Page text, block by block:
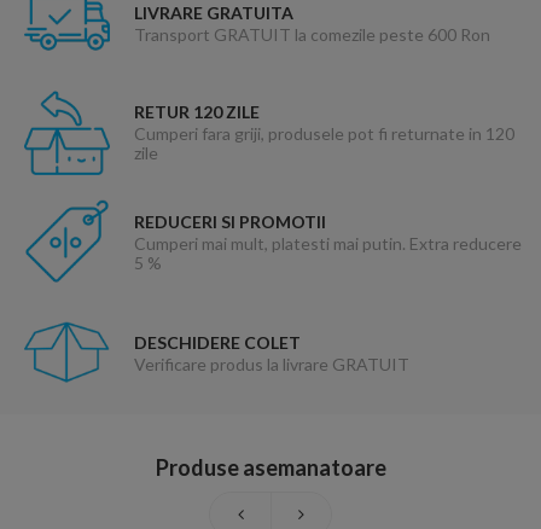
LIVRARE GRATUITA
Transport GRATUIT la comezile peste 600 Ron
RETUR 120 ZILE
Cumperi fara griji, produsele pot fi returnate in 120
zile
REDUCERI SI PROMOTII
Cumperi mai mult, platesti mai putin. Extra reducere
5 %
DESCHIDERE COLET
Verificare produs la livrare GRATUIT
Produse asemanatoare